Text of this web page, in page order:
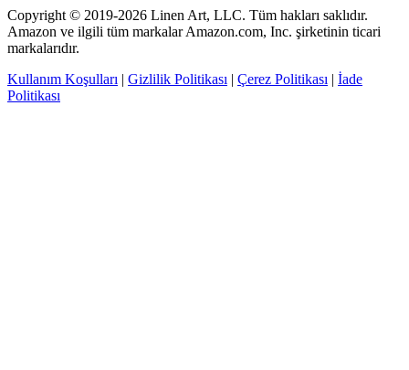
Copyright © 2019-2026 Linen Art, LLC. Tüm hakları saklıdır.
Amazon ve ilgili tüm markalar Amazon.com, Inc. şirketinin ticari
markalarıdır.
Kullanım Koşulları | Gizlilik Politikası | Çerez Politikası | İade
Politikası